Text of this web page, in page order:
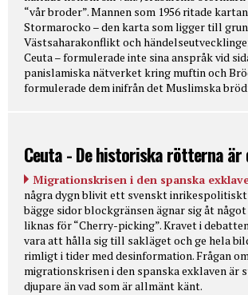
“vår broder”. Mannen som 1956 ritade
Stormarocko – den karta som ligger till
Västsaharakonflikt och
Ceuta – formulerade inte sina anspråk vid
panislamiska nätverket kring muftin och
formulerade dem inifrån det Muslimska
Ceuta - De historiska rötterna är
Migrationskrisen i den spanska
några dygn blivit ett svenskt
bägge sidor blockgränsen ägnar sig åt
liknas för “Cherry-picking”. Kravet i
vara att hålla sig till sakläget och ge hela
rimligt i tider med desinformation. Frågan
migrationskrisen i den spanska exklaven är
djupare än vad som är allmänt känt.